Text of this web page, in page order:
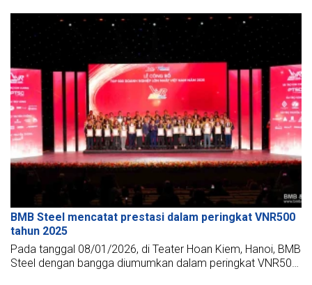
BMB Steel mencatat prestasi dalam peringkat VNR500
tahun 2025
Pada tanggal 08/01/2026, di Teater Hoan Kiem, Hanoi, BMB
Steel dengan bangga diumumkan dalam peringkat VNR500